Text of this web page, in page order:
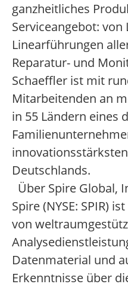
ganzheitliches
Serviceangebot:
Linearführungen
Reparatur- und
Schaeffler ist mit
Mitarbeitenden an
in 55 Ländern eines
Deutschlands.
Über Spire Global,
Spire (NYSE: SPIR)
von
Datenmaterial und
Erkenntnisse über